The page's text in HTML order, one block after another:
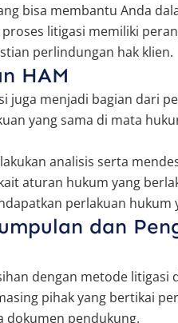
bisa membantu Anda
litigasi memiliki
perlindungan hak klien.
HAM
juga menjadi bagian dari
yang sama di mata
analisis serta
aturan hukum yang
perlakuan hukum
dan
dengan metode litigasi
pihak yang bertikai
dokumen pendukung.